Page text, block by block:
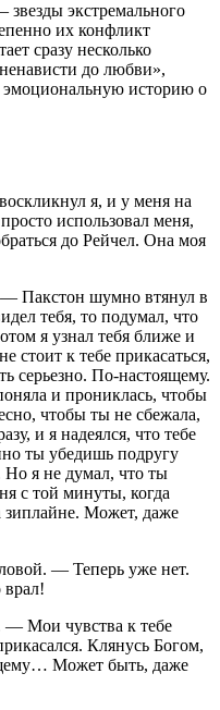
экстремального
их конфликт
сразу несколько
до любви»,
эмоциональную историю о
я, и у меня на
использовал меня,
до Рейчел. Она моя
Пакстон шумно втянул в
тебя, то подумал, что
я узнал тебя ближе и
стоит к тебе прикасаться,
серьезно. По-настоящему.
и прониклась, чтобы
чтобы ты не сбежала,
и я надеялся, что тебе
ты убедишь подругу
Но я не думал, что ты
с той минуты, когда
зиплайне. Может, даже
— Теперь уже нет.
врал!
— Мои чувства к тебе
Клянусь Богом,
Может быть, даже